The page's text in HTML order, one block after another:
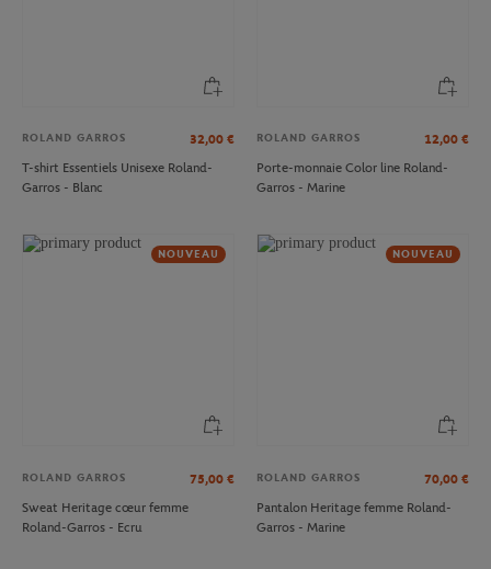
ROLAND GARROS 32,00 €
T-shirt Essentiels Unisexe Roland-
Garros - Blanc
ROLAND GARROS 12,00 €
Porte-monnaie Color line Roland-
Garros - Marine
NOUVEAU
ROLAND GARROS 75,00 €
Sweat Heritage cœur femme
Roland-Garros - Ecru
NOUVEAU
ROLAND GARROS 70,00 €
Pantalon Heritage femme Roland-
Garros - Marine